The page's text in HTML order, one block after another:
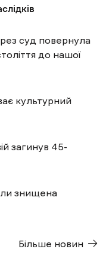
суд повернула
до нашої
культурний
загинув 45-
знищена
Більше новин